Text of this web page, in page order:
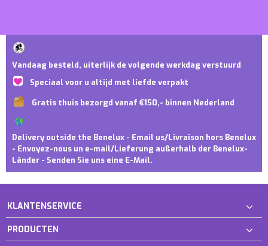
Vandaag besteld, uiterlijk de volgende werkdag verstuurd
Speciaal voor u altijd met liefde verpakt
Gratis thuis bezorgd vanaf €150,- binnen Nederland
Delivery outside the Benelux - Email us/Livraison hors Benelux
- Envoyez-nous un e-mail/Lieferung außerhalb der Benelux-
Länder - Senden Sie uns eine E-Mail.
KLANTENSERVICE
PRODUCTEN